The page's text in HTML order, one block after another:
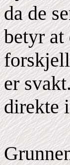
da de
betyr at
er
direkte